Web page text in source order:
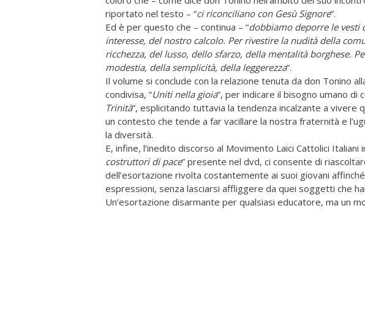
riportato nel testo – “ci riconciliano con Gesù Signore”.
Ed è per questo che – continua – “dobbiamo deporre le vesti
interesse, del nostro calcolo. Per rivestire la nudità della
ricchezza, del lusso, dello sfarzo, della mentalità borghese.
modestia, della semplicità, della leggerezza”.
Il volume si conclude con la relazione tenuta da don Tonino
condivisa, “Uniti nella gioia”, per indicare il bisogno umano di
Trinità”, esplicitando tuttavia la tendenza incalzante a vivere
un contesto che tende a far vacillare la nostra fraternità e
la diversità.
E, infine, l’inedito discorso al Movimento Laici Cattolici Italiani
costruttori di pace” presente nel dvd, ci consente di
dell’esortazione rivolta costantemente ai suoi giovani
espressioni, senza lasciarsi affliggere da quei soggetti che
Un’esortazione disarmante per qualsiasi educatore, ma un